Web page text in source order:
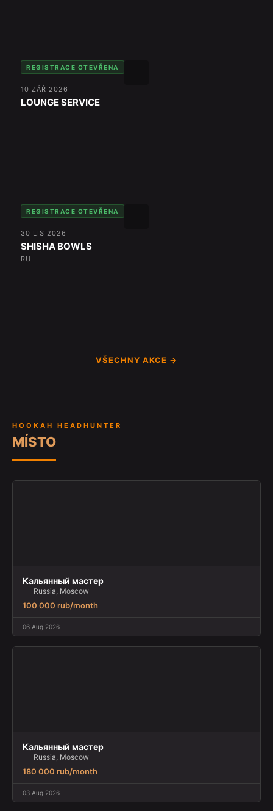
REGISTRACE OTEVŘENA
10 ZÁŘ 2026
LOUNGE SERVICE
REGISTRACE OTEVŘENA
30 LIS 2026
SHISHA BOWLS
RU
VŠECHNY AKCE →
HOOKAH HEADHUNTER
MÍSTO
Кальянный мастер
Russia, Moscow
100 000 rub/month
06 Aug 2026
Кальянный мастер
Russia, Moscow
180 000 rub/month
03 Aug 2026